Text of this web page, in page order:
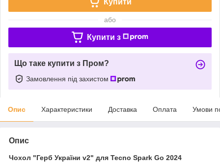
або
Купити з
Що таке купити з Пром?
Замовлення під захистом
Опис Характеристики Доставка Оплата Умови
Опис
Чохол "Герб України v2" для Tecno Spark Go 2024